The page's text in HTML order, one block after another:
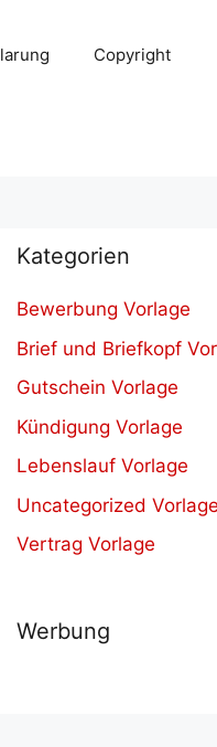
Copyright
Kategorien
Bewerbung Vorlage
Brief und Briefkopf
Gutschein Vorlage
Kündigung Vorlage
Lebenslauf Vorlage
Uncategorized Vorlage
Vertrag Vorlage
Werbung